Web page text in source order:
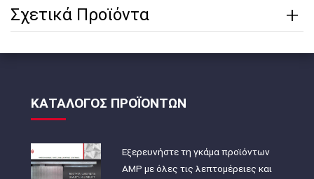
Σχετικά Προϊόντα
ΚΑΤΑΛΟΓΟΣ ΠΡΟΪΟΝΤΩΝ
Εξερευνήστε τη γκάμα προϊόντων
AMP με όλες τις λεπτομέρειες και